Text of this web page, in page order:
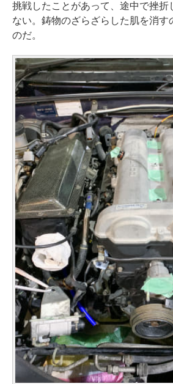
挑戦したことがあって、途中で挫折
ない。鋳物のざらざらした肌を消す
のだ。